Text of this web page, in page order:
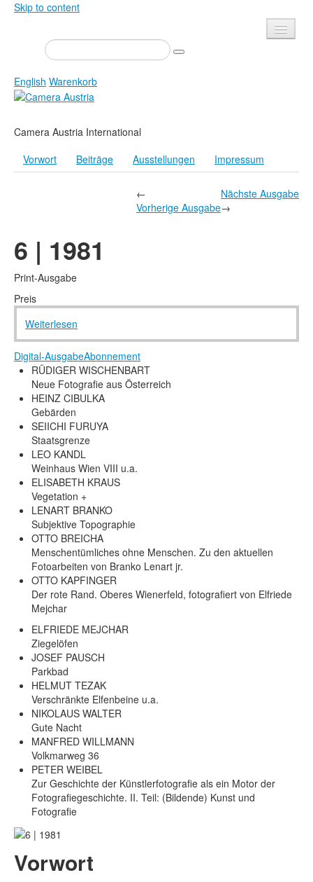
Skip to content
Presse
Veranstaltungen
Newsletter
Ausschreibungen
Mediadaten
English Warenkorb
Ausstellungen
Bibliothek
Camera Austria Preis
Camera Austria International
Vorwort
Beiträge Ausstellungen Impressum
←
Vorherige Ausgabe
Nächste Ausgabe
→
6 | 1981
Print-Ausgabe
Preis
Weiterlesen
Digital-AusgabeAbonnement
RÜDIGER WISCHENBART
Neue Fotografie aus Österreich
HEINZ CIBULKA
Gebärden
SEIICHI FURUYA
Staatsgrenze
LEO KANDL
Weinhaus Wien VIII u.a.
ELISABETH KRAUS
Vegetation +
LENART BRANKO
Subjektive Topographie
OTTO BREICHA
Menschentümliches ohne Menschen. Zu den aktuellen
Fotoarbeiten von Branko Lenart jr.
OTTO KAPFINGER
Der rote Rand. Oberes Wienerfeld, fotografiert von Elfriede
Mejchar
ELFRIEDE MEJCHAR
Ziegelöfen
JOSEF PAUSCH
Parkbad
HELMUT TEZAK
Verschränkte Elfenbeine u.a.
NIKOLAUS WALTER
Gute Nacht
MANFRED WILLMANN
Volkmarweg 36
PETER WEIBEL
Zur Geschichte der Künstlerfotografie als ein Motor der
Fotografiegeschichte. II. Teil: (Bildende) Kunst und
Fotografie
Vorwort